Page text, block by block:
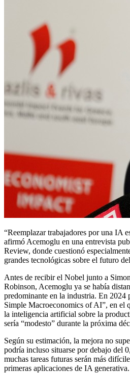
“Reemplazar trabajadores por una IA
afirmó Acemoglu en una entrevista
Review, donde cuestionó
grandes tecnológicas sobre el futuro
Antes de recibir el Nobel junto a
Robinson, Acemoglu ya se había
predominante en la industria. En 2024
Simple Macroeconomics of AI”, en el
la inteligencia artificial sobre la
sería “modesto” durante la próxima
Según su estimación, la mejora no
podría incluso situarse por debajo del
muchas tareas futuras serán más
primeras aplicaciones de IA generativa.